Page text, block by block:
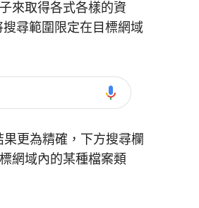
來取得各式各樣的資
尋範圍限定在目標網域
更為精確，下方搜尋欄
網域內的某種檔案類